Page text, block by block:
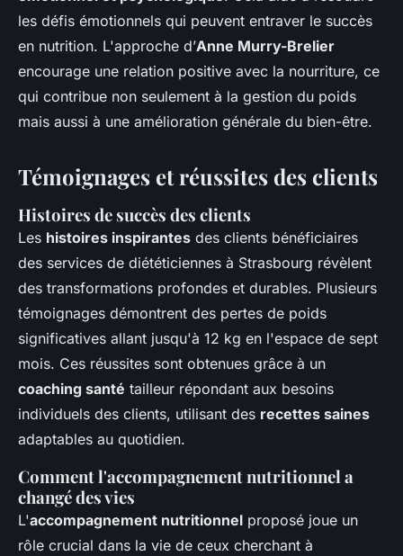
les défis émotionnels qui peuvent entraver le succès
en nutrition. L'approche d’Anne Murry-Brelier
encourage une relation positive avec la nourriture, ce
qui contribue non seulement à la gestion du poids
mais aussi à une amélioration générale du bien-être.
Témoignages et réussites des clients
Histoires de succès des clients
Les histoires inspirantes des clients bénéficiaires
des services de diététiciennes à Strasbourg révèlent
des transformations profondes et durables. Plusieurs
témoignages démontrent des pertes de poids
significatives allant jusqu'à 12 kg en l'espace de sept
mois. Ces réussites sont obtenues grâce à un
coaching santé tailleur répondant aux besoins
individuels des clients, utilisant des recettes saines
adaptables au quotidien.
Comment l'accompagnement nutritionnel a
changé des vies
L'accompagnement nutritionnel proposé joue un
rôle crucial dans la vie de ceux cherchant à